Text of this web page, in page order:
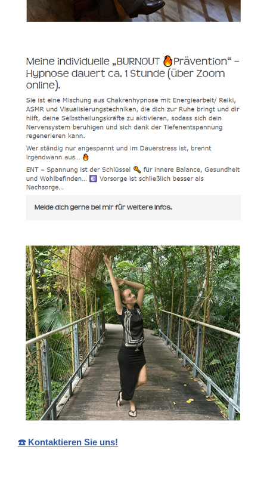
☎️ Kontaktieren Sie uns!